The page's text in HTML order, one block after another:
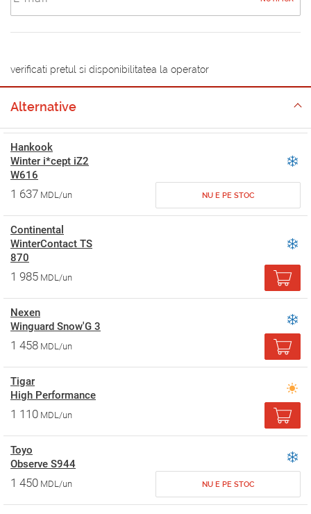
verificati pretul si disponibilitatea la operator
Alternative
Hankook
Winter i*cept iZ2
W616
1 637 MDL/un NU E PE STOC
Continental
WinterContact TS
870
1 985 MDL/un
Nexen
Winguard Snow'G 3
1 458 MDL/un
Tigar
High Performance
1 110 MDL/un
Toyo
Observe S944
1 450 MDL/un NU E PE STOC